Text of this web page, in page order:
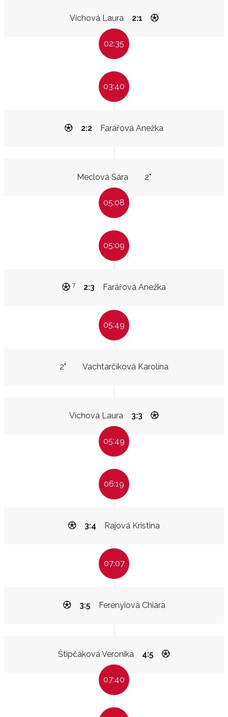
Víchová Laura 2:1
02:35
03:40
Farářová Anežka
2:2
Meclová Sára 2"
05:08
05:09
Farářová Anežka
2:3
7
05:49
Vachtarčíková Karolína
2"
Víchová Laura 3:3
05:49
06:19
Rajová Kristina
3:4
07:07
Ferenyiová Chiara
3:5
Štipčáková Veronika 4:5
07:40